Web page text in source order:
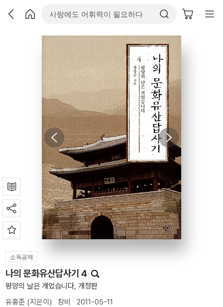
소득공제
나의 문화유산답사기 4
평양의 날은 개었습니다, 개정판
유홍준 (지은이) 창비 2011-05-11